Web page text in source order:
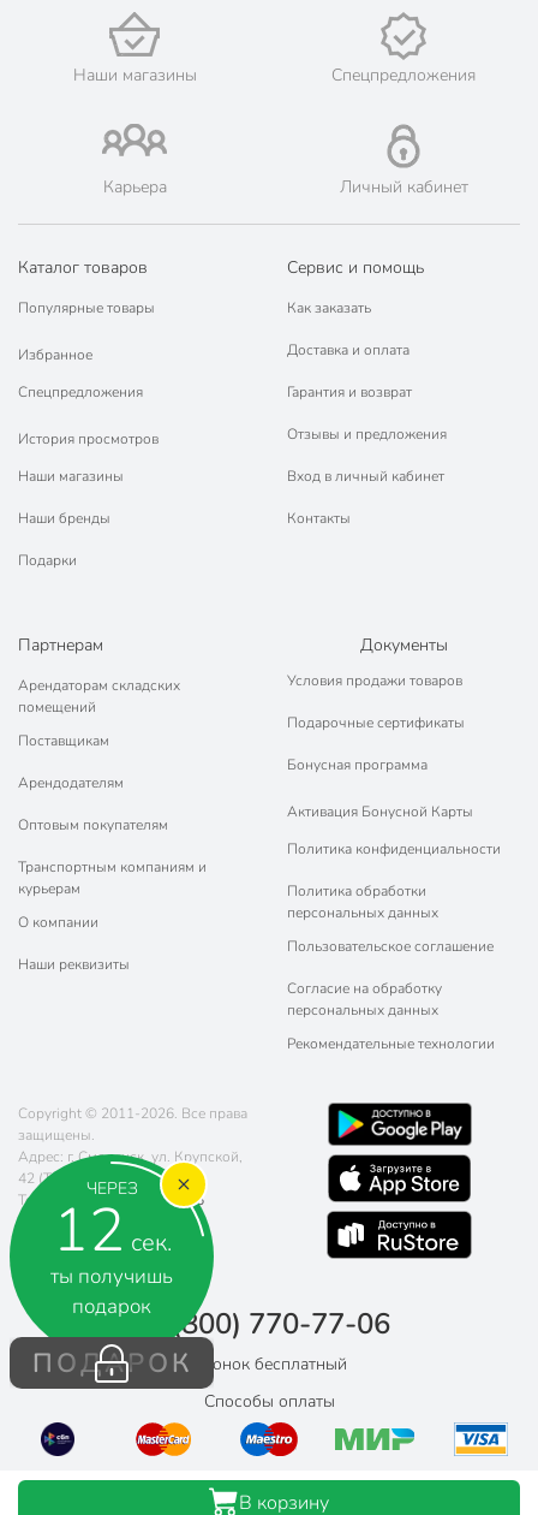
ЧЕРЕЗ
12 сек.
ты получишь
подарок
ПОДАРОК
Габариты упаковки
3 x 26 x 26 см
Наши магазины Спецпредложения
Карьера Личный кабинет
Каталог товаров
Популярные товары
Избранное
Спецпредложения
История просмотров
Наши магазины
Наши бренды
Подарки
Сервис и помощь
Как заказать
Доставка и оплата
Гарантия и возврат
Отзывы и предложения
Вход в личный кабинет
Контакты
Партнерам
Арендаторам складских
помещений
Поставщикам
Арендодателям
Оптовым покупателям
Транспортным компаниям и
курьерам
О компании
Наши реквизиты
Документы
Условия продажи товаров
Подарочные сертификаты
Бонусная программа
Активация Бонусной Карты
Политика конфиденциальности
Политика обработки
персональных данных
Пользовательское соглашение
Согласие на обработку
персональных данных
Рекомендательные технологии
Copyright © 2011-2026. Все права
защищены.
Адрес: г. Смоленск, ул. Крупской,
42 (ТЦ "Остров")
Телефон:
8 (800) 770-77-06
Почта:sales@poryadok.ru
8 (800) 770-77-06
Звонок бесплатный
Способы оплаты
В корзину